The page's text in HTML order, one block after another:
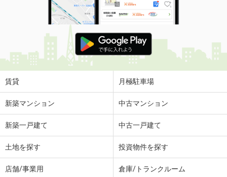
賃貸 月極駐車場
新築マンション 中古マンション
新築一戸建て 中古一戸建て
土地を探す 投資物件を探す
店舗/事業用 倉庫/トランクルーム